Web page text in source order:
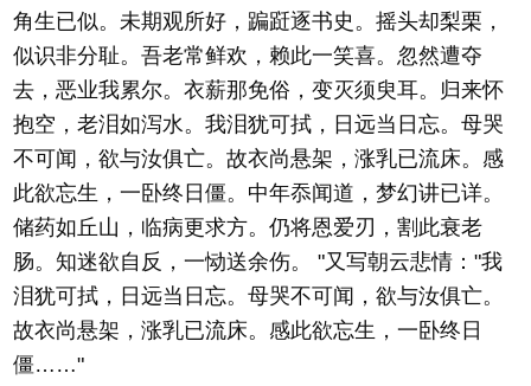
角生已似。未期观所好，蹁跹逐书史。摇头却梨栗，
似识非分耻。吾老常鲜欢，赖此一笑喜。忽然遭夺
去，恶业我累尔。衣薪那免俗，变灭须臾耳。归来怀
抱空，老泪如泻水。我泪犹可拭，日远当日忘。母哭
不可闻，欲与汝俱亡。故衣尚悬架，涨乳已流床。感
此欲忘生，一卧终日僵。中年忝闻道，梦幻讲已详。
储药如丘山，临病更求方。仍将恩爱刃，割此衰老
肠。知迷欲自反，一恸送余伤。 "又写朝云悲情："我
泪犹可拭，日远当日忘。母哭不可闻，欲与汝俱亡。
故衣尚悬架，涨乳已流床。感此欲忘生，一卧终日
僵……"